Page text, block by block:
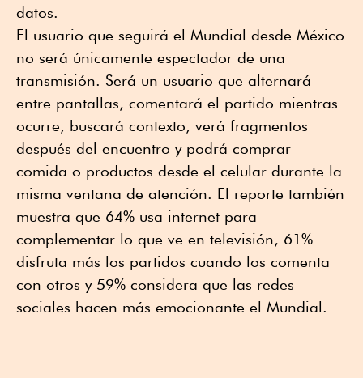
datos.
El usuario que seguirá el Mundial desde México
no será únicamente espectador de una
transmisión. Será un usuario que alternará
entre pantallas, comentará el partido mientras
ocurre, buscará contexto, verá fragmentos
después del encuentro y podrá comprar
comida o productos desde el celular durante la
misma ventana de atención. El reporte también
muestra que 64% usa internet para
complementar lo que ve en televisión, 61%
disfruta más los partidos cuando los comenta
con otros y 59% considera que las redes
sociales hacen más emocionante el Mundial.